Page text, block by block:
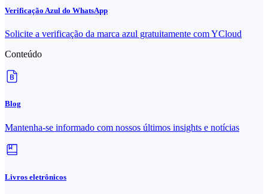
Verificação Azul do WhatsApp
Solicite a verificação da marca azul gratuitamente com YCloud
Conteúdo
Blog
Mantenha-se informado com nossos últimos insights e notícias
Livros eletrônicos